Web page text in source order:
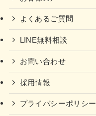
よくあるご質問
LINE無料相談
お問い合わせ
採用情報
プライバシーポリシー